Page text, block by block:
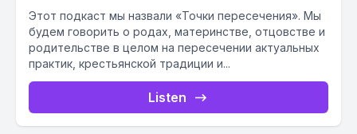
Этот подкаст мы назвали «Точки пересечения». Мы
будем говорить о родах, материнстве, отцовстве и
родительстве в целом на пересечении актуальных
практик, крестьянской традиции и...
Listen